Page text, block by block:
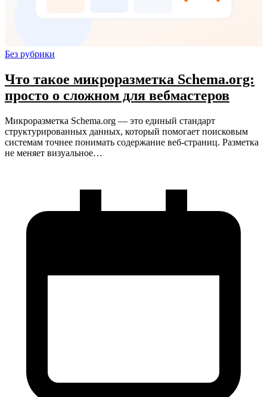
Без рубрики
Что такое микроразметка Schema.org:
просто о сложном для вебмастеров
Микроразметка Schema.org — это единый стандарт
структурированных данных, который помогает поисковым
системам точнее понимать содержание веб-страниц. Разметка
не меняет визуальное…